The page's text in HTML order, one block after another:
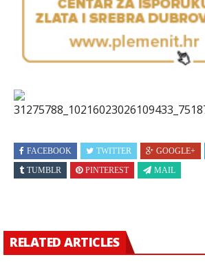
FACEBOOK TWITTER GOOGLE+
TUMBLR
PINTEREST MAIL
RELATED ARTICLES